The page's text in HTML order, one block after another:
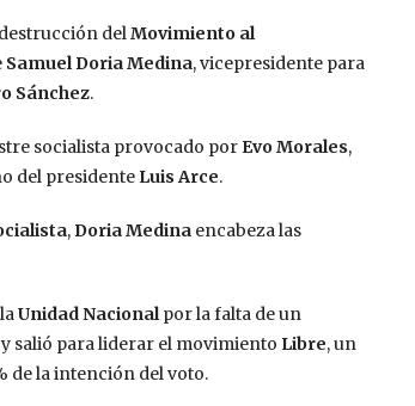
delMovimiento al
Samuel Doria Medina, vicepresidente para
Sánchez.
socialista provocado por Evo Morales,
del presidente Luis Arce.
, Doria Medinaencabeza las
Unidad Nacionalpor la falta de un
salió para liderar el movimiento Libre, un
de la intención del voto.